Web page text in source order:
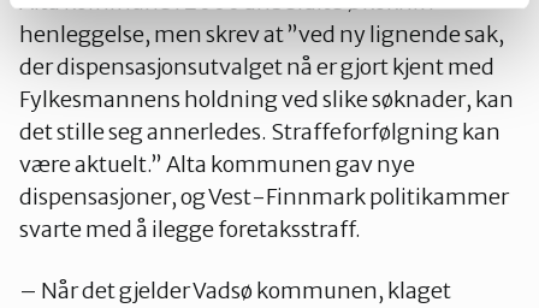
henleggelse, men skrev at ”ved ny lignende sak,
der dispensasjonsutvalget nå er gjort kjent med
Fylkesmannens holdning ved slike søknader, kan
det stille seg annerledes. Straffeforfølgning kan
være aktuelt.” Alta kommunen gav nye
dispensasjoner, og Vest-Finnmark politikammer
svarte med å ilegge foretaksstraff.
– Når det gjelder Vadsø kommunen, klaget